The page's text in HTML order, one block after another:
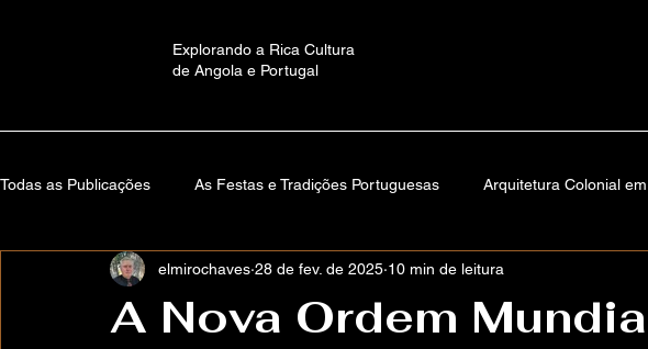
Explorando a Rica Cultura
de Angola e Portugal
Todas as Publicações As Festas e Tradições Portuguesas Arquitetura Colonial
Educação e Cultura em Angola Memórias de Santa Comba
A Nova Ordem
elmirochaves 28 de fev. de 2025 10 min de leitura